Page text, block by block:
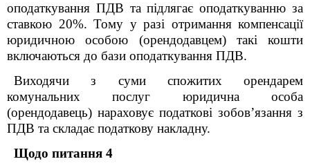
оподаткування ПДВ та підлягає оподаткуванню за
ставкою 20%. Тому у разі отримання компенсації
юридичною особою (орендодавцем) такі кошти
включаються до бази оподаткування ПДВ.
Виходячи з суми спожитих орендарем
комунальних послуг юридична особа
(орендодавець) нараховує податкові зобов’язання з
ПДВ та складає податкову накладну.
Щодо питання 4